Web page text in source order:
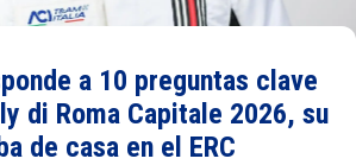
a 10 preguntas clave
di Roma Capitale 2026, su
de casa en el ERC